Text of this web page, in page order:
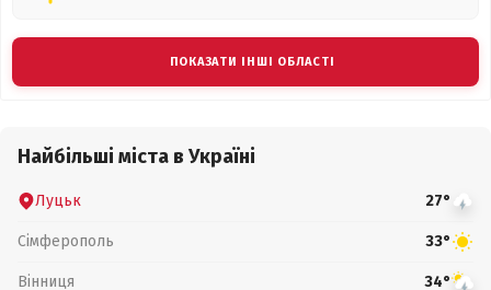
ПОКАЗАТИ ІНШІ ОБЛАСТІ
Найбільші міста в Україні
Луцьк 27°
Сімферополь 33°
Вінниця 34°